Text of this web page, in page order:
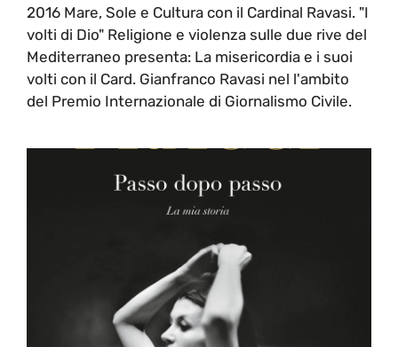
2016 Mare, Sole e Cultura con il Cardinal Ravasi. "I
volti di Dio" Religione e violenza sulle due rive del
Mediterraneo presenta: La misericordia e i suoi
volti con il Card. Gianfranco Ravasi nel l'ambito
del Premio Internazionale di Giornalismo Civile.